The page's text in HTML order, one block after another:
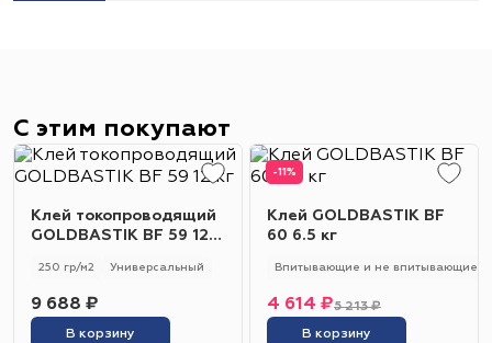
С этим покупают
Клей токопроводящий
GOLDBASTIK BF 59 12
250 гр/м2 Универсальный
9 688 ₽
В корзину
-11%
Клей GOLDBASTIK BF
60 6.5 кг
Впитывающие и не впитывающие
5 213 ₽
4 614 ₽
В корзину